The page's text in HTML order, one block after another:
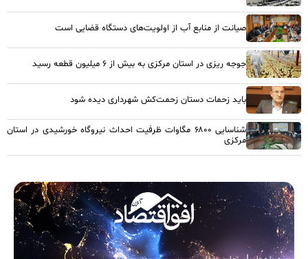
صیانت از منابع آب از اولویت‌های دستگاه قضایی است
جوجه ریزی در استان مرکزی به بیش از ۶ میلیون قطعه رسید
باید زحمات دستان زحمت‌کش شهرداری دیده شود
شناسایی ۶۸۰۰ مگاوات ظرفیت احداث نیروگاه خورشیدی در استان
مرکزی